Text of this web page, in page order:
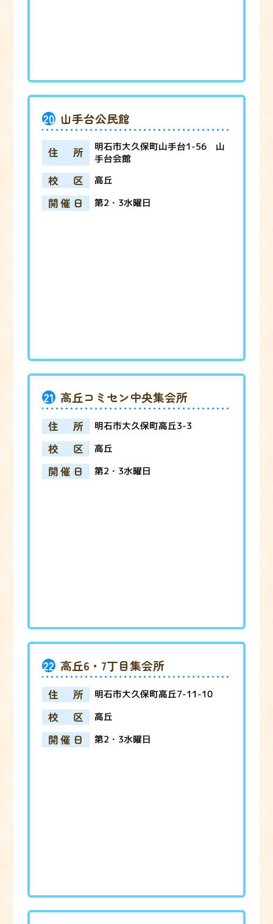
20 山手台公民館
住所 明石市大久保町山手台1-56 山
手台会館
校区 高丘
開催日 第2・3水曜日
21 高丘コミセン中央集会所
住所 明石市大久保町高丘3-3
校区 高丘
開催日 第2・3水曜日
22 高丘6・7丁目集会所
住所 明石市大久保町高丘7-11-10
校区 高丘
開催日 第2・3水曜日